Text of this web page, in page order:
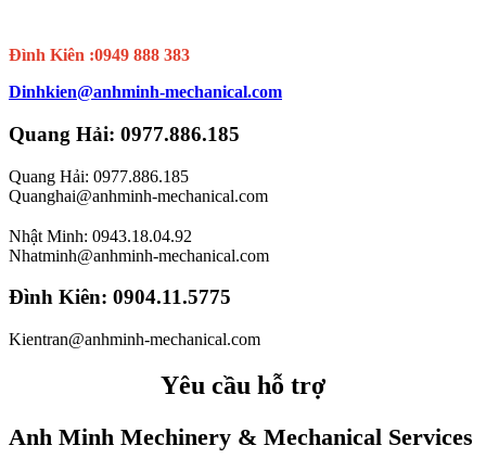
Đình Kiên :0949 888 383
Dinhkien@anhminh-mechanical.com
Quang Hải: 0977.886.185
Quang Hải: 0977.886.185
Quanghai@anhminh-mechanical.com
Nhật Minh: 0943.18.04.92
Nhatminh@anhminh-mechanical.com
Đình Kiên: 0904.11.5775
Kientran@anhminh-mechanical.com
Yêu cầu hỗ trợ
Anh Minh Mechinery & Mechanical Services